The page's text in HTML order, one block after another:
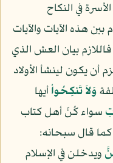
في النكاح
بين هذه الآيات والآيات
بيان العش الذي
أن يكون لينشأ الأولاد
وَلاَ تَنكِحُواْأيها
سواء كُنّ أهل كتاب
قال سبحانه:
ويدخلن في الإسلام